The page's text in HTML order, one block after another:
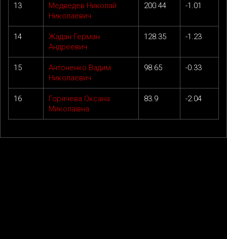
13
Медведев Николай
Николаевич
200.44 -1.01
14
Жадан Герман
Андреевич
128.35 -1.23
15
Антоненко Вадим
Николаевич
98.65 -0.33
16
Горячева Оксана
Миколаївна
83.9 -2.04